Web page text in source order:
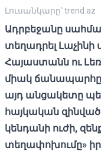
Լուսանկարը՝ trend.az
Ադրբեջանը
տեղադրել Լաչինի
Հայաստանն ու
միակ
այդ անցակետը
հայկական
կենդանի ուժի,
տեղափոխումը»